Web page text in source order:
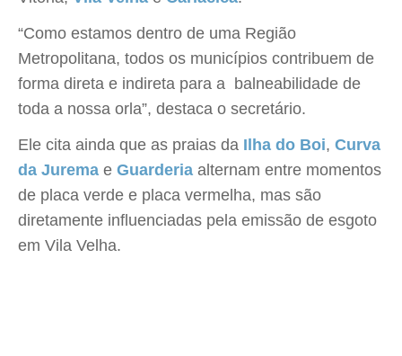
“Como estamos dentro de uma Região
Metropolitana, todos os municípios contribuem de
forma direta e indireta para a balneabilidade de
toda a nossa orla”, destaca o secretário.
Ele cita ainda que as praias da Ilha do Boi, Curva
da Jurema e Guarderia alternam entre momentos
de placa verde e placa vermelha, mas são
diretamente influenciadas pela emissão de esgoto
em Vila Velha.